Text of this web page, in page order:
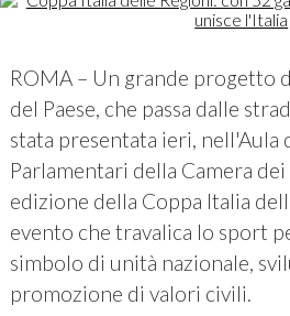
ROMA – Un grande progetto
del Paese, che passa dalle
stata presentata ieri, nell'Aula
Parlamentari della Camera
edizione della Coppa Italia
evento che travalica lo sport
simbolo di unità nazionale,
promozione di valori civili.